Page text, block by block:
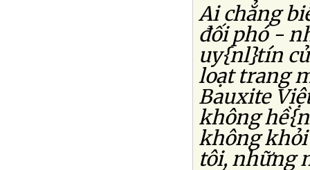
Ai chẳng
đối phó -
uy{nl}tín
loạt trang
Bauxite
không
không
tôi, những